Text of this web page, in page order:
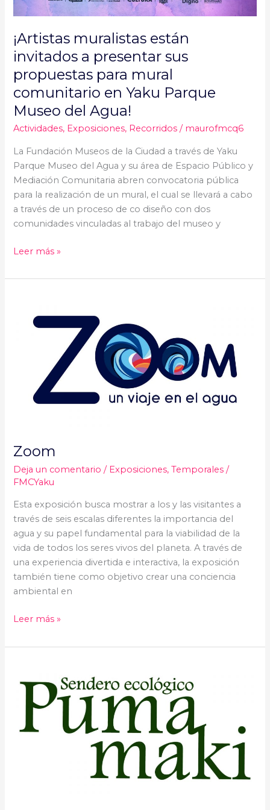
¡Artistas muralistas están
invitados a presentar sus
propuestas para mural
comunitario en Yaku Parque
Museo del Agua!
Actividades, Exposiciones, Recorridos / maurofmcq6
La Fundación Museos de la Ciudad a través de Yaku
Parque Museo del Agua y su área de Espacio Público y
Mediación Comunitaria abren convocatoria pública
para la realización de un mural, el cual se llevará a cabo
a través de un proceso de co diseño con dos
comunidades vinculadas al trabajo del museo y
Agua!
Leer más »
Zoom
Deja un comentario / Exposiciones,Temporales /
FMCYaku
Esta exposición busca mostrar a los y las visitantes a
través de seis escalas diferentes la importancia del
agua y su papel fundamental para la viabilidad de la
vida de todos los seres vivos del planeta. A través de
una experiencia divertida e interactiva, la exposición
también tiene como objetivo crear una conciencia
ambiental en
Leer más »
Ecológico
Pumamaki